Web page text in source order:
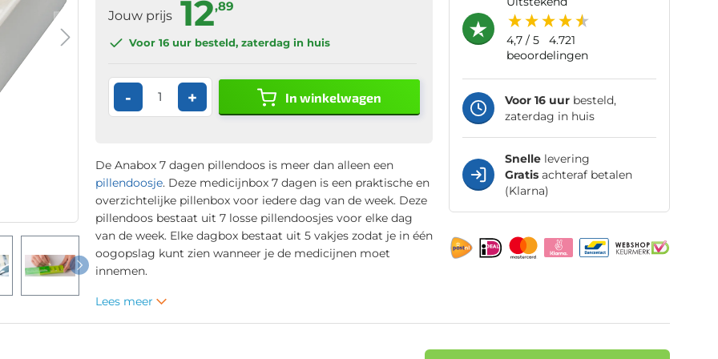
Jouw prijs 12,89
Voor 16 uurbesteld, zaterdag in huis
- + In winkelwagen
De Anabox 7 dagen pillendoos is meer dan alleen een
pillendoosje. Deze medicijnbox 7 dagen is een praktische en
overzichtelijke pillenbox voor iedere dag van de week. Deze
pillendoos bestaat uit 7 losse pillendoosjes voor elke dag
van de week. Elke dagbox bestaat uit 5 vakjes zodat je in één
oogopslag kunt zien wanneer je de medicijnen moet
innemen.
Lees meer
4,7/ 5
4.721
beoordelingen
Voor 16 uurbesteld,
zaterdag in huis
Snellelevering
Gratisachteraf betalen
(Klarna)